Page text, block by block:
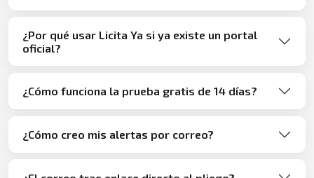
¿Por qué usar Licita Ya si ya existe un portal
oficial?
¿Cómo funciona la prueba gratis de 14 días?
¿Cómo creo mis alertas por correo?